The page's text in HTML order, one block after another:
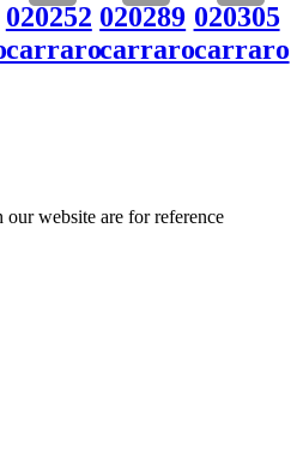
020252
carraro
020289
carraro
020305
carraro
website are for reference